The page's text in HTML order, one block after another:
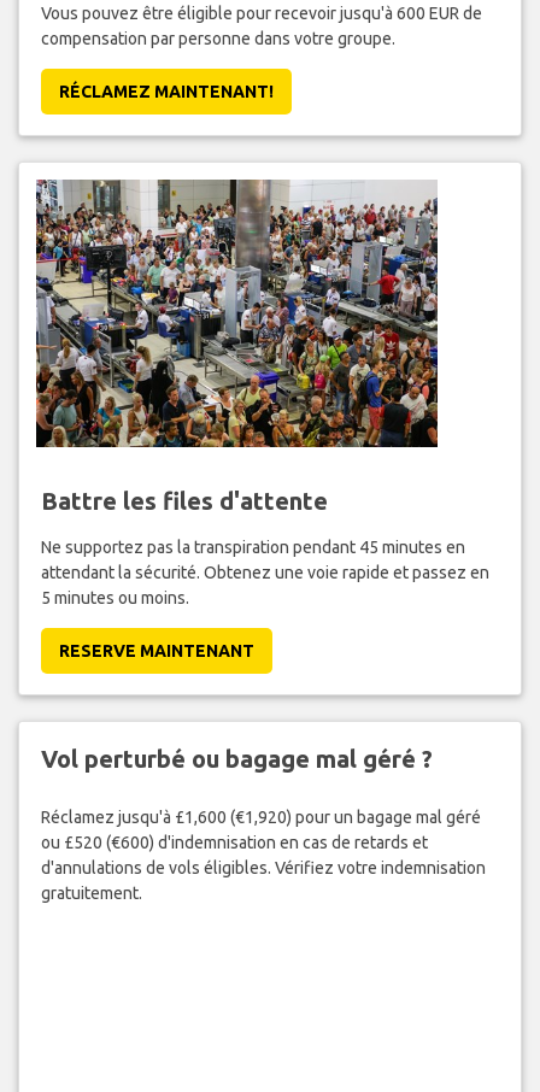
Vous pouvez être éligible pour recevoir jusqu'à 600 EUR de
compensation par personne dans votre groupe.
RÉCLAMEZ MAINTENANT!
Battre les files d'attente
Ne supportez pas la transpiration pendant 45 minutes en
attendant la sécurité. Obtenez une voie rapide et passez en
5 minutes ou moins.
RESERVE MAINTENANT
Vol perturbé ou bagage mal géré ?
Réclamez jusqu'à £1,600 (€1,920) pour un bagage mal géré
ou £520 (€600) d'indemnisation en cas de retards et
d'annulations de vols éligibles. Vérifiez votre indemnisation
gratuitement.